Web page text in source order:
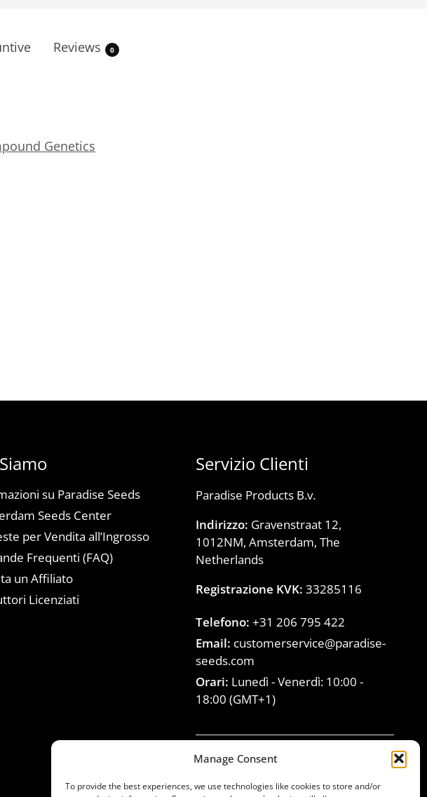
Manage Consent
To provide the best experiences, we use technologies like cookies to store and/or
Reviews 0
Genetics
su Paradise Seeds
Seeds Center
per Vendita all’Ingrosso
Frequenti (FAQ)
un Affiliato
Licenziati
Servizio Clienti
Paradise Products B.v.
Indirizzo: Gravenstraat 12,
1012NM, Amsterdam, The
Netherlands
Registrazione KVK: 33285116
Telefono:+31 206 795 422
Email: customerservice@paradise-
seeds.com
Orari: Lunedì - Venerdì: 10:00 -
18:00 (GMT+1)